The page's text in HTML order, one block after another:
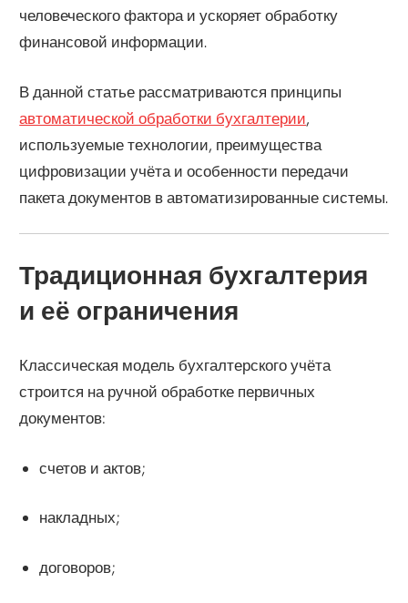
человеческого фактора и ускоряет обработку
финансовой информации.
В данной статье рассматриваются принципы
автоматической обработки бухгалтерии,
используемые технологии, преимущества
цифровизации учёта и особенности передачи
пакета документов в автоматизированные системы.
Традиционная бухгалтерия
и её ограничения
Классическая модель бухгалтерского учёта
строится на ручной обработке первичных
документов:
счетов и актов;
накладных;
договоров;